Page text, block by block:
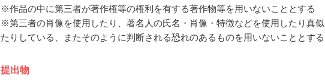
※作品の中に第三者が著作権等の権利を有する著作物等を用いないこととする
※第三者の肖像を使用したり、著名人の氏名・肖像・特徴などを使用したり真似
たりしている、またそのように判断される恐れのあるものを用いないこととする
提出物